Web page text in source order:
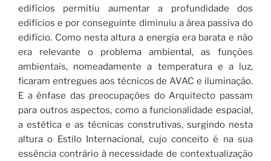
edifícios permitiu aumentar a profundidade dos
edifícios e por conseguinte diminuiu a área passiva do
edifício. Como nesta altura a energia era barata e não
era relevante o problema ambiental, as funções
ambientais, nomeadamente a temperatura e a luz,
ficaram entregues aos técnicos de AVAC e iluminação.
E a ênfase das preocupações do Arquitecto passam
para outros aspectos, como a funcionalidade espacial,
a estética e as técnicas construtivas, surgindo nesta
altura o Estilo Internacional, cujo conceito é na sua
essência contrário à necessidade de contextualização